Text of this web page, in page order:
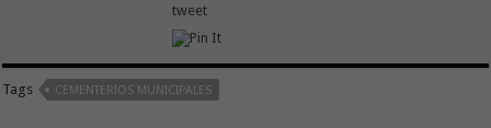
tweet
Tags CEMENTERIOS MUNICIPALES